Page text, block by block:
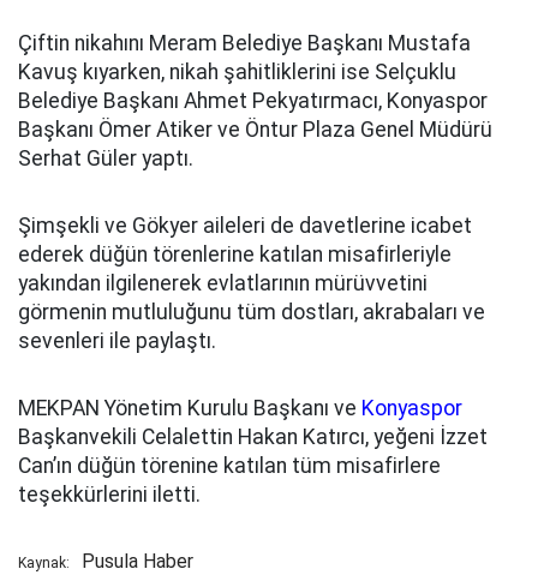
Çiftin nikahını Meram Belediye Başkanı Mustafa
Kavuş kıyarken, nikah şahitliklerini ise Selçuklu
Belediye Başkanı Ahmet Pekyatırmacı, Konyaspor
Başkanı Ömer Atiker ve Öntur Plaza Genel Müdürü
Serhat Güler yaptı.
Şimşekli ve Gökyer aileleri de davetlerine icabet
ederek düğün törenlerine katılan misafirleriyle
yakından ilgilenerek evlatlarının mürüvvetini
görmenin mutluluğunu tüm dostları, akrabaları ve
sevenleri ile paylaştı.
MEKPAN Yönetim Kurulu Başkanı ve Konyaspor
Başkanvekili Celalettin Hakan Katırcı, yeğeni İzzet
Can’ın düğün törenine katılan tüm misafirlere
teşekkürlerini iletti.
Kaynak: Pusula Haber